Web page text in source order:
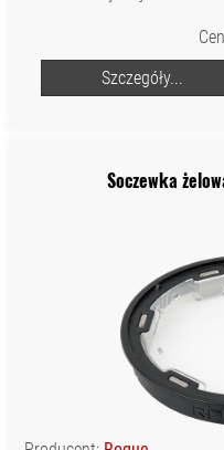
Szczegóły...
Soczewka